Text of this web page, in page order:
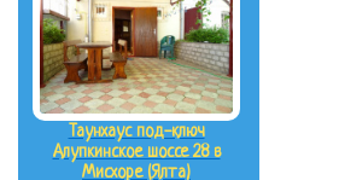
Таунхаус под-ключ
Алупкинское шоссе 28 в
Мисхоре (Ялта)